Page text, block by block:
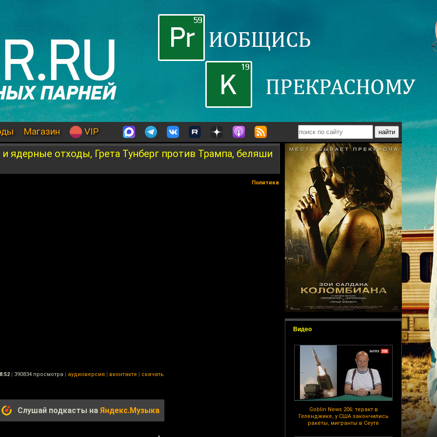
Магазин VIP
Видео
Goblin News 206: теракт в
Геленджике, у США закончились
ракеты, мигранты в Сеуте
и ядерные отходы, Грета Тунберг против Трампа, беляши
Политика
| 390834 просмотра | аудиоверсия | вконтакте | скачать
Слушай подкасты на Яндекс.Музыка